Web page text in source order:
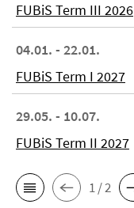
FUBiS Term III 2026
04.01. - 22.01.
FUBiS Term I 2027
29.05. - 10.07.
FUBiS Term II 2027
1 / 2